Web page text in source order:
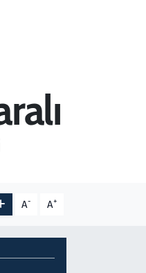
A- A+